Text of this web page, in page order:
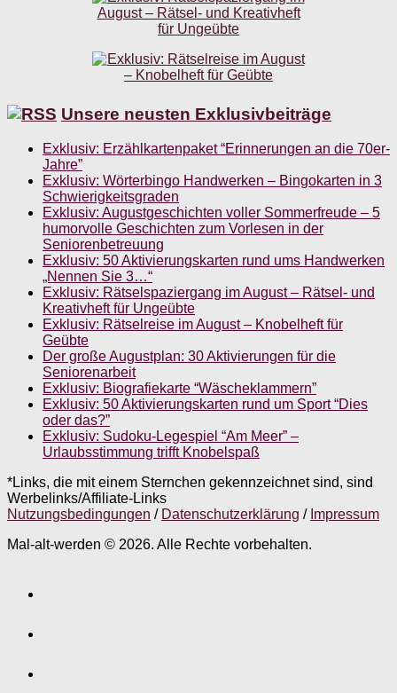
Unsere neusten Exklusivbeiträge
Exklusiv: Erzählkartenpaket “Erinnerungen an die 70er-
Jahre”
Exklusiv: Wörterbingo Handwerken – Bingokarten in 3
Schwierigkeitsgraden
Exklusiv: Augustgeschichten voller Sommerfreude – 5
humorvolle Geschichten zum Vorlesen in der
Seniorenbetreuung
Exklusiv: 50 Aktivierungskarten rund ums Handwerken
„Nennen Sie 3…“
Exklusiv: Rätselspaziergang im August – Rätsel- und
Kreativheft für Ungeübte
Exklusiv: Rätselreise im August – Knobelheft für
Geübte
Der große Augustplan: 30 Aktivierungen für die
Seniorenarbeit
Exklusiv: Biografiekarte “Wäscheklammern”
Exklusiv: 50 Aktivierungskarten rund um Sport “Dies
oder das?”
Exklusiv: Sudoku-Legespiel “Am Meer” –
Urlaubsstimmung trifft Knobelspaß
*Links, die mit einem Sternchen gekennzeichnet sind, sind
Werbelinks/Affiliate-Links
Nutzungsbedingungen / Datenschutzerklärung / Impressum
Mal-alt-werden © 2026. Alle Rechte vorbehalten.